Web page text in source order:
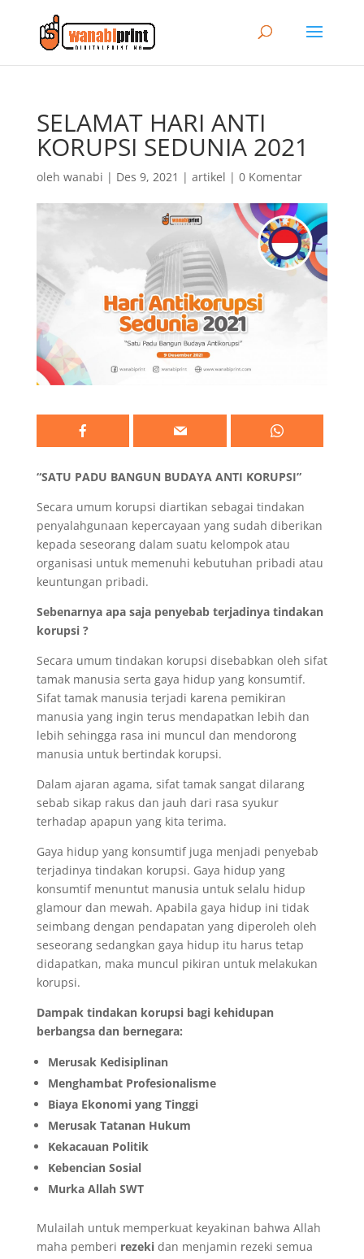
SELAMAT HARI ANTI
KORUPSI SEDUNIA 2021
oleh wanabi | Des 9, 2021 | artikel | 0 Komentar
“SATU PADU BANGUN BUDAYA ANTI KORUPSI”
Secara umum korupsi diartikan sebagai tindakan
penyalahgunaan kepercayaan yang sudah diberikan
kepada seseorang dalam suatu kelompok atau
organisasi untuk memenuhi kebutuhan pribadi atau
keuntungan pribadi.
Sebenarnya apa saja penyebab terjadinya tindakan
korupsi ?
Secara umum tindakan korupsi disebabkan oleh sifat
tamak manusia serta gaya hidup yang konsumtif.
Sifat tamak manusia terjadi karena pemikiran
manusia yang ingin terus mendapatkan lebih dan
lebih sehingga rasa ini muncul dan mendorong
manusia untuk bertindak korupsi.
Dalam ajaran agama, sifat tamak sangat dilarang
sebab sikap rakus dan jauh dari rasa syukur
terhadap apapun yang kita terima.
Gaya hidup yang konsumtif juga menjadi penyebab
terjadinya tindakan korupsi. Gaya hidup yang
konsumtif menuntut manusia untuk selalu hidup
glamour dan mewah. Apabila gaya hidup ini tidak
seimbang dengan pendapatan yang diperoleh oleh
seseorang sedangkan gaya hidup itu harus tetap
didapatkan, maka muncul pikiran untuk melakukan
korupsi.
Dampak tindakan korupsi bagi kehidupan
berbangsa dan bernegara:
Merusak Kedisiplinan
Menghambat Profesionalisme
Biaya Ekonomi yang Tinggi
Merusak Tatanan Hukum
Kekacauan Politik
Kebencian Sosial
Murka Allah SWT
Mulailah untuk memperkuat keyakinan bahwa Allah
maha pemberi rezeki dan menjamin rezeki semua